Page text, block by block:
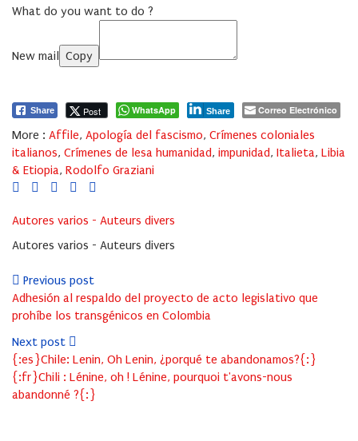
What do you want to do ?
New mail Copy
Share Post WhatsApp Share Correo Electrónico
More : Affile, Apología del fascismo, Crímenes coloniales
italianos, Crímenes de lesa humanidad, impunidad, Italieta, Libia
& Etiopia, Rodolfo Graziani
Autores varios - Auteurs divers
Autores varios - Auteurs divers
Previous post
Adhesión al respaldo del proyecto de acto legislativo que
prohíbe los transgénicos en Colombia
Next post
{:es}Chile: Lenin, Oh Lenin, ¿porqué te abandonamos?{:}
{:fr}Chili : Lénine, oh ! Lénine, pourquoi t'avons-nous
abandonné ?{:}